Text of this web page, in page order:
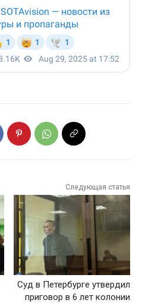
Следующая статья
Суд в Петербурге утвердил
приговор в 6 лет колонии